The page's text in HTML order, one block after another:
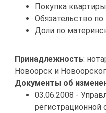
Покупка квартиры
Обязательство
Доли по
Принадлежность:
Новоорск и
Документы об
03.06.2008 -
регистрационной